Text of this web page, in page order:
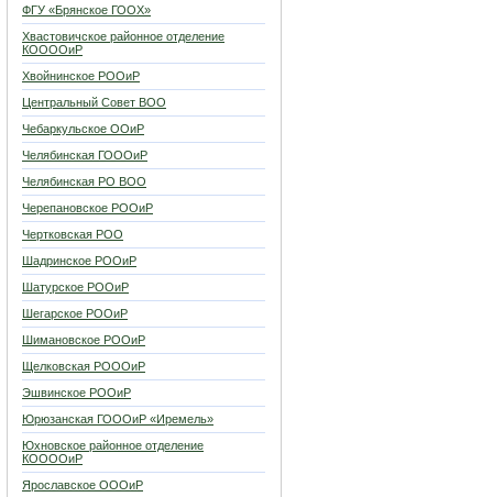
ФГУ «Брянское ГООХ»
Хвастовичское районное отделение
КООООиР
Хвойнинское РООиР
Центральный Совет ВОО
Чебаркульское ООиР
Челябинская ГОООиР
Челябинская РО ВОО
Черепановское РООиР
Чертковская РОО
Шадринское РООиР
Шатурское РООиР
Шегарское РООиР
Шимановское РООиР
Щелковская РОООиР
Эшвинское РООиР
Юрюзанская ГОООиР «Иремель»
Юхновское районное отделение
КООООиР
Ярославское ОООиР